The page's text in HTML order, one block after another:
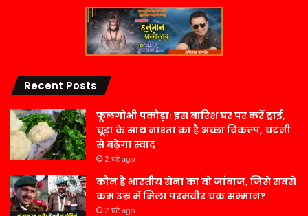
Recent Posts
फूलगोभी पकौड़ाः इस बारिश घर पर करें ट्राई,
चूड़ा के साथ नाश्ता का है अच्छा विकल्प, चटनी
से बढ़ेगा स्वाद
2 घंटे ago
कौन है भारतीय सेना का वो जांबाज, जिसे सबसे
कम उम्र में मिला परमवीर चक्र सम्मान?
2 घंटे ago